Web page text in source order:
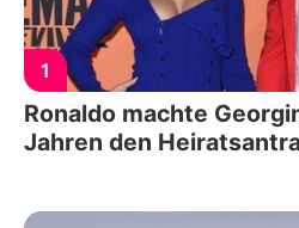
1
Ronaldo machte
Jahren den